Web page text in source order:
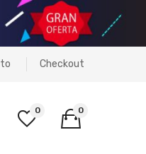
Checkout
0 0